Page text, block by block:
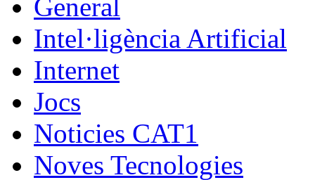
General
Intel·ligència Artificial
Internet
Jocs
Noticies CAT1
Noves Tecnologies